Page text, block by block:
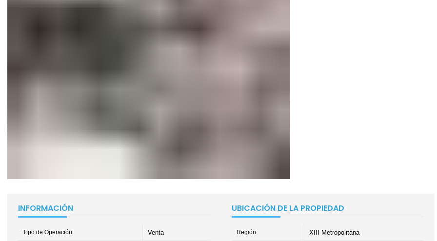
INFORMACIÓN
Tipo de Operación: Venta
UBICACIÓN DE LA PROPIEDAD
Región: XIII Metropolitana